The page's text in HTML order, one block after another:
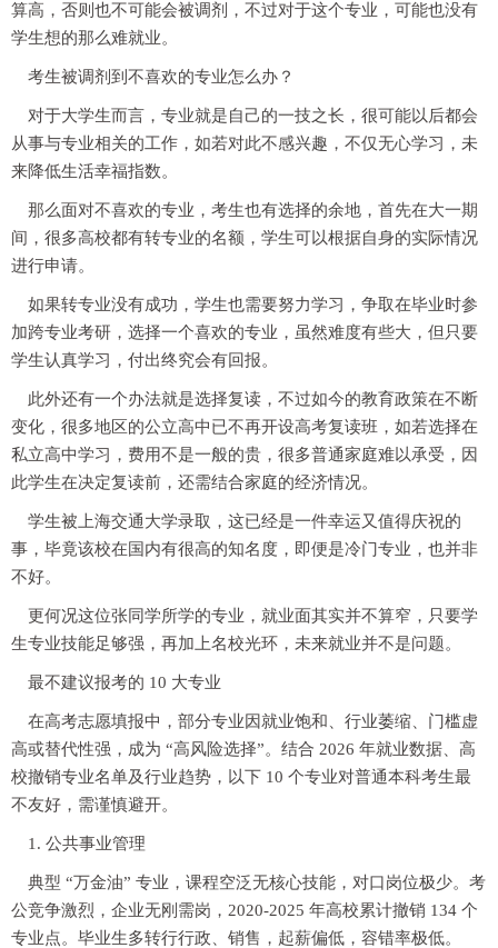
算高，否则也不可能会被调剂，不过对于这个专业，可能也没有
学生想的那么难就业。
考生被调剂到不喜欢的专业怎么办？
对于大学生而言，专业就是自己的一技之长，很可能以后都会
从事与专业相关的工作，如若对此不感兴趣，不仅无心学习，未
来降低生活幸福指数。
那么面对不喜欢的专业，考生也有选择的余地，首先在大一期
间，很多高校都有转专业的名额，学生可以根据自身的实际情况
进行申请。
如果转专业没有成功，学生也需要努力学习，争取在毕业时参
加跨专业考研，选择一个喜欢的专业，虽然难度有些大，但只要
学生认真学习，付出终究会有回报。
此外还有一个办法就是选择复读，不过如今的教育政策在不断
变化，很多地区的公立高中已不再开设高考复读班，如若选择在
私立高中学习，费用不是一般的贵，很多普通家庭难以承受，因
此学生在决定复读前，还需结合家庭的经济情况。
学生被上海交通大学录取，这已经是一件幸运又值得庆祝的
事，毕竟该校在国内有很高的知名度，即便是冷门专业，也并非
不好。
更何况这位张同学所学的专业，就业面其实并不算窄，只要学
生专业技能足够强，再加上名校光环，未来就业并不是问题。
最不建议报考的 10 大专业
在高考志愿填报中，部分专业因就业饱和、行业萎缩、门槛虚
高或替代性强，成为 “高风险选择”。结合 2026 年就业数据、高
校撤销专业名单及行业趋势，以下 10 个专业对普通本科考生最
不友好，需谨慎避开。
1. 公共事业管理
典型 “万金油” 专业，课程空泛无核心技能，对口岗位极少。考
公竞争激烈，企业无刚需岗，2020-2025 年高校累计撤销 134 个
专业点。毕业生多转行行政、销售，起薪偏低，容错率极低。